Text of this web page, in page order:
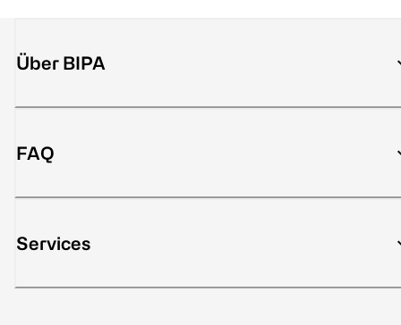
Über BIPA
FAQ
Services